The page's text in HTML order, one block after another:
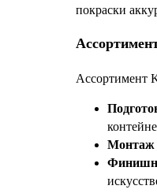
покраски
Ассортимент
Монтаж